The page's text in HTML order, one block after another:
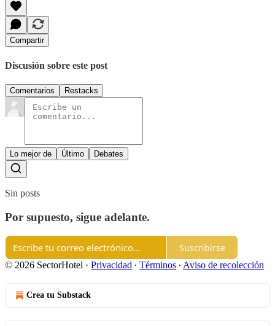
Compartir
Discusión sobre este post
Comentarios Restacks
Lo mejor de Último Debates
Sin posts
Por supuesto, sigue adelante.
Suscribirse
© 2026 SectorHotel · Privacidad ∙ Términos ∙ Aviso de recolección
Crea tu Substack